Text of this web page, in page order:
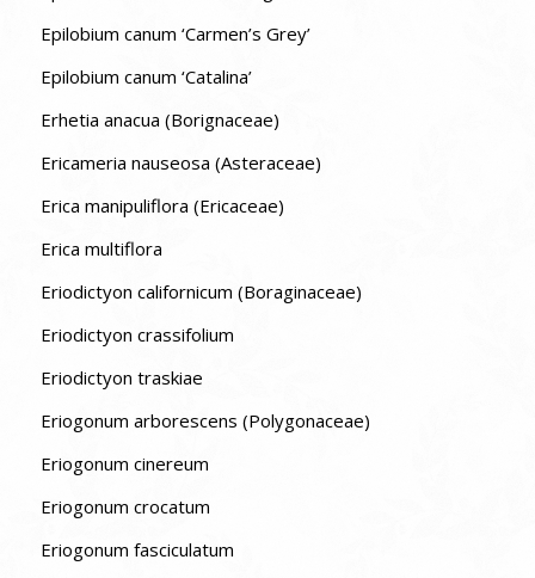
Epilobium canum ‘Carmen’s Grey’
Epilobium canum ‘Catalina’
Erhetia anacua (Borignaceae)
Ericameria nauseosa (Asteraceae)
Erica manipuliflora (Ericaceae)
Erica multiflora
Eriodictyon californicum (Boraginaceae)
Eriodictyon crassifolium
Eriodictyon traskiae
Eriogonum arborescens (Polygonaceae)
Eriogonum cinereum
Eriogonum crocatum
Eriogonum fasciculatum